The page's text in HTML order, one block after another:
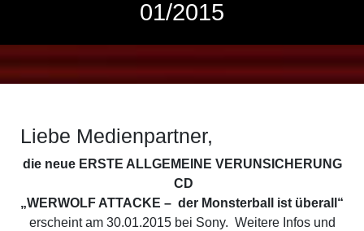
01/2015
Liebe Medienpartner,
die neue ERSTE ALLGEMEINE VERUNSICHERUNG
CD
„WERWOLF ATTACKE – der Monsterball ist überall“
erscheint am 30.01.2015 bei Sony. Weitere Infos und